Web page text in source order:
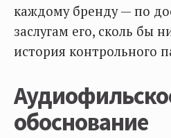
каждому бренду — по
заслугам его, сколь бы
история контрольного
обоснование